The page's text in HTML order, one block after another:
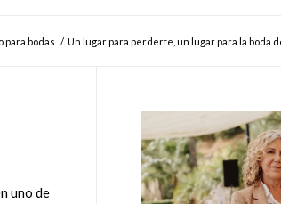
para bodas / Un lugar para perderte, un lugar para la boda
uno de